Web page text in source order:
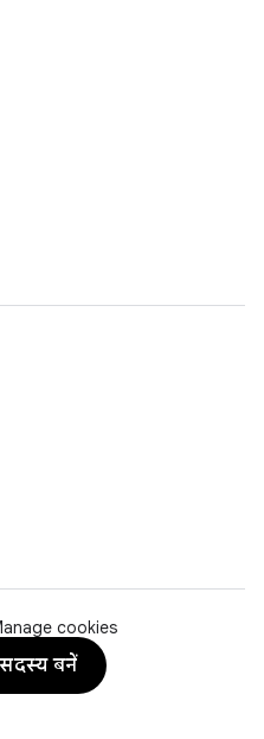
cookies
सदस्य बनें